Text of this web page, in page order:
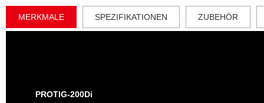
MERKMALE SPEZIFIKATIONEN ZUBEHÖR
PROTIG-200Di